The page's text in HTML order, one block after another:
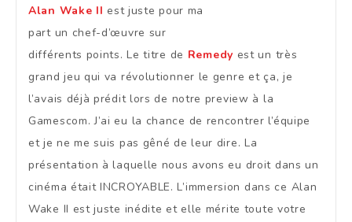
Alan Wake II est juste pour ma
part un chef-d’œuvre sur
différents points. Le titre de Remedy est un très
grand jeu qui va révolutionner le genre et ça, je
l’avais déjà prédit lors de notre preview à la
Gamescom. J’ai eu la chance de rencontrer l’équipe
et je ne me suis pas gêné de leur dire. La
présentation à laquelle nous avons eu droit dans un
cinéma était INCROYABLE. L’immersion dans ce Alan
Wake II est juste inédite et elle mérite toute votre